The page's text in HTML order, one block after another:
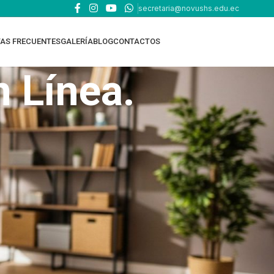
secretaria@novushs.edu.ec
FRECUENTESGALERÍABLOGCONTACTOS
Línea.
TOP RATED PRODUCTS
EDUCACIÓN ONLINE
EDUCACIÓN EN CASA -
HOMESCHOOL Oferta
Académica y requisitos